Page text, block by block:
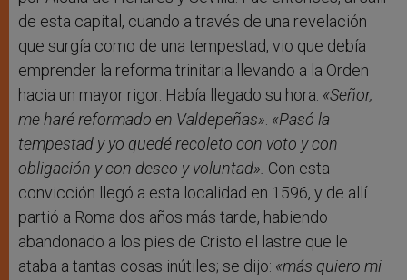
de esta capital, cuando a través de una revelación
que surgía como de una tempestad, vio que debía
emprender la reforma trinitaria llevando a la Orden
hacia un mayor rigor. Había llegado su hora: «Señor,
me haré reformado en Valdepeñas» «Pasó la
tempestad y yo quedé recoleto con voto y con
obligación y con deseo y voluntad». Con esta
convicción llegó a esta localidad en 1596, y de allí
partió a Roma dos años más tarde, habiendo
abandonado a los pies de Cristo el lastre que le
ataba a tantas cosas inútiles; se dijo: «más quiero mi